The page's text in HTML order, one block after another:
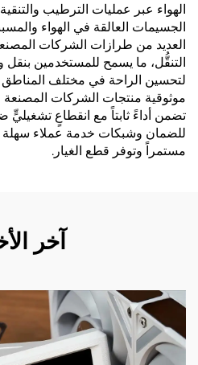
الهواء عبر عمليات الترطيب
الجسيمات العالقة في الهواء
العديد من طرازات الشركات
التنقُّل، ما يسمح للمستخدمين
لتحسين الراحة في مختلف المناطق
موثوقية منتجات الشركات المصنعة
تضمن أداءً ثابتاً مع انقطاعٍ
للضمان وشبكات خدمة عملاء سهلة
مستمراً وتوفر قطع الغيار.
آخر